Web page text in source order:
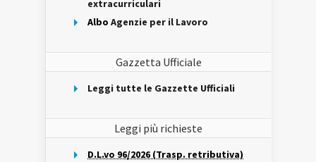
extracurriculari
Albo Agenzie per il Lavoro
Gazzetta Ufficiale
Leggi tutte le Gazzette Ufficiali
Leggi più richieste
D.L.vo 96/2026 (Trasp. retributiva)